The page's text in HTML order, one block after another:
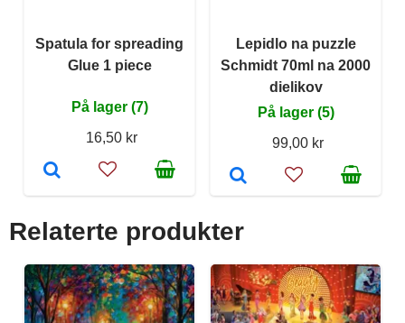
Spatula for spreading
Glue 1 piece
På lager (7)
16,50 kr
Lepidlo na puzzle
Schmidt 70ml na 2000
dielikov
På lager (5)
99,00 kr
Relaterte produkter